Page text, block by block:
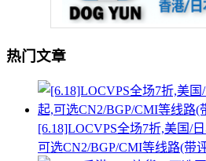
热门文章
[6.18]LOCVPS全场7折,美国/
可选CN2/BGP/CMI等线路(带